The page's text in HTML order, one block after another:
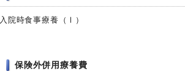
入院時食事療養（Ⅰ）
保険外併用療養費